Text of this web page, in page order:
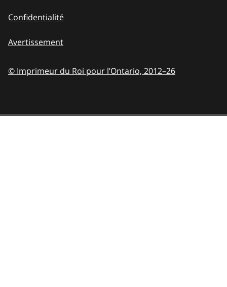
Confidentialité
Avertissement
© Imprimeur du Roi pour l’Ontario, 2012–26